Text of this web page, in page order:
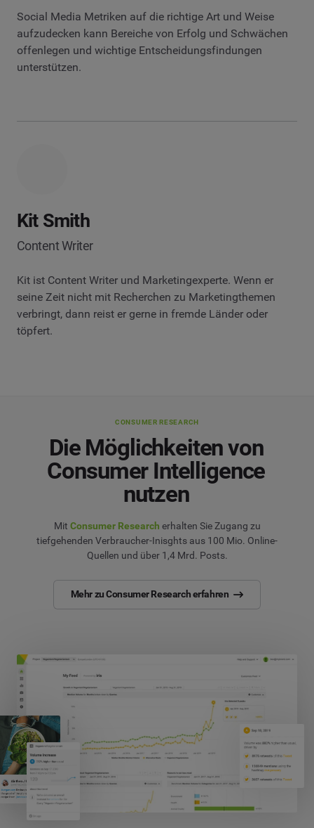
Social Media Metriken auf die richtige Art und Weise
aufzudecken kann Bereiche von Erfolg und Schwächen
offenlegen und wichtige Entscheidungsfindungen
unterstützen.
Kit Smith
Content Writer
Kit ist Content Writer und Marketingexperte. Wenn er
seine Zeit nicht mit Recherchen zu Marketingthemen
verbringt, dann reist er gerne in fremde Länder oder
töpfert.
CONSUMER RESEARCH
Die Möglichkeiten von
Consumer Intelligence
nutzen
Mit Consumer Research erhalten Sie Zugang zu
tiefgehenden Verbraucher-Inisghts aus 100 Mio. Online-
Quellen und über 1,4 Mrd. Posts.
Mehr zu Consumer Research erfahren